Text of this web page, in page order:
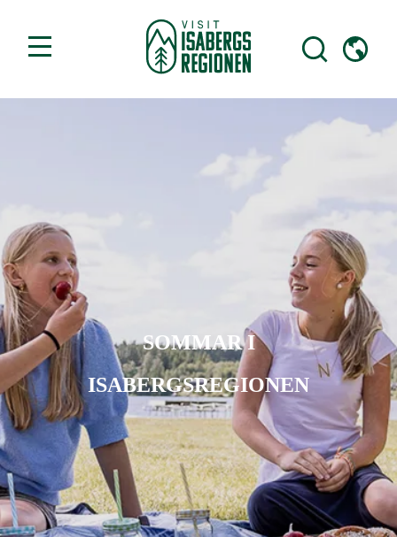
SOMMAR I
ISABERGSREGIONEN